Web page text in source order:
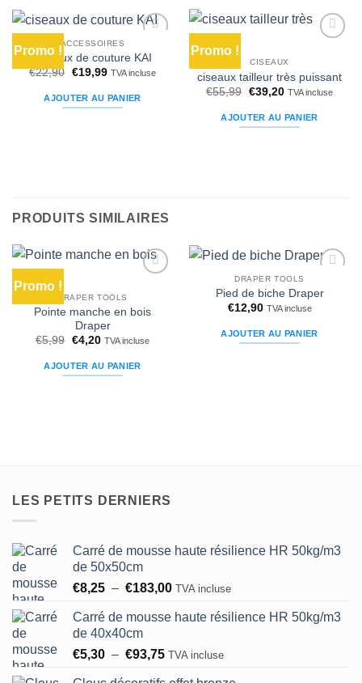
Promo !
à la liste
d’envies
ACCESSOIRES
ciseaux de couture KAI
€22,90 Le
initial
était :
€19,99Le
actuel
est :
TVA incluse
AJOUTER AU PANIER
Promo !
d’envies
CISEAUX
ciseaux tailleur très puissant
€55,99 Le
initial
était :
€39,20Le
actuel
est :
TVA incluse
AJOUTER AU PANIER
PRODUITS SIMILAIRES
Promo !
d’envies
DRAPER TOOLS
Pointe manche en bois
Draper
€5,99 Le
initial
était :
€4,20Le
actuel
est :
TVA incluse
AJOUTER AU PANIER
à la liste
d’envies
DRAPER TOOLS
Pied de biche Draper
€12,90 TVA incluse
AJOUTER AU PANIER
LES PETITS DERNIERS
Carré de mousse haute résilience HR 50kg/m3
de 50x50cm
€8,25 – €183,00Plage
prix :
à
TVA incluse
Carré de mousse haute résilience HR 50kg/m3
de 40x40cm
€5,30 – €93,75Plage
TVA incluse